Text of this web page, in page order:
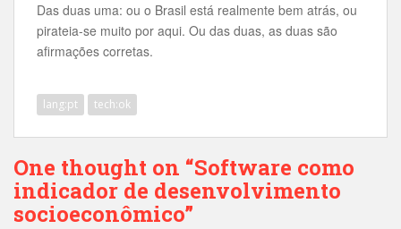
Das duas uma: ou o Brasil está realmente bem atrás, ou
pirateia-se muito por aqui. Ou das duas, as duas são
afirmações corretas.
lang:pt tech:ok
One thought on “Software como
indicador de desenvolvimento
socioeconômico”